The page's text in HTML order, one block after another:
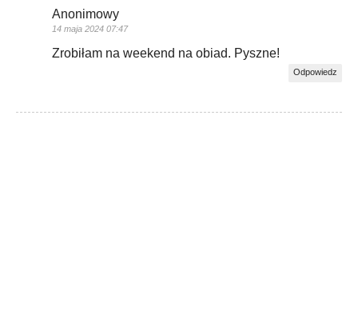
Anonimowy
14 maja 2024 07:47
Zrobiłam na weekend na obiad. Pyszne!
Odpowiedz